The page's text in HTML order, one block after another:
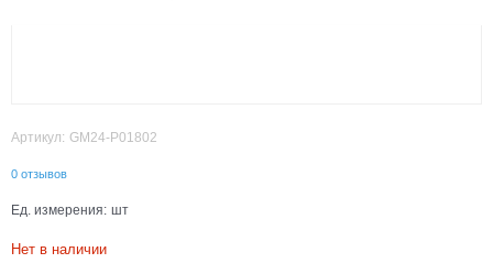
Артикул: GM24-P01802
0 отзывов
Ед. измерения: шт
Нет в наличии